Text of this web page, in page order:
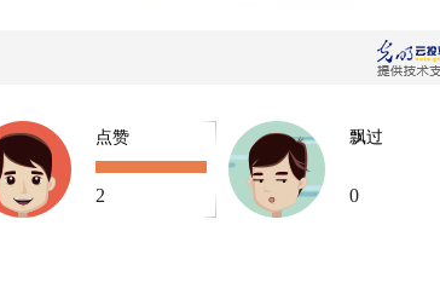
点赞
2
飘过
0